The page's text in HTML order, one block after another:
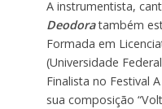
A instrumentista,
Deodoratambém
Formada em
(Universidade
Finalista no Festival
sua composição